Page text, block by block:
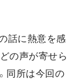
話に熱意を感
の声が寄せら
同所は今回の